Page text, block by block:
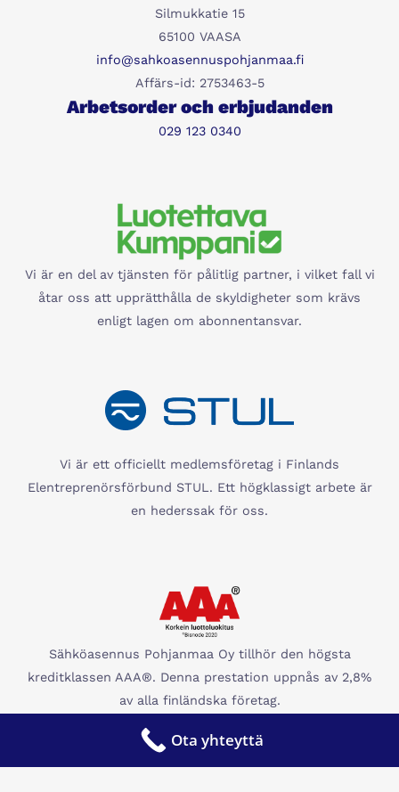
Silmukkatie 15
65100 VAASA
info@sahkoasennuspohjanmaa.fi
Affärs-id: 2753463-5
Arbetsorder och erbjudanden
029 123 0340
Vi är en del av tjänsten för pålitlig partner, i vilket fall vi
åtar oss att upprätthålla de skyldigheter som krävs
enligt lagen om abonnentansvar.
Vi är ett officiellt medlemsföretag i Finlands
Elentreprenörsförbund STUL. Ett högklassigt arbete är
en hederssak för oss.
Sähköasennus Pohjanmaa Oy tillhör den högsta
kreditklassen AAA®. Denna prestation uppnås av 2,8%
av alla finländska företag.
Ota yhteyttä